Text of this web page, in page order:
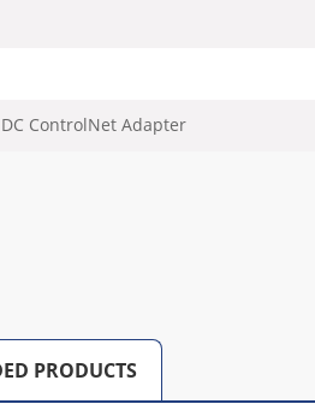
ControlNet Adapter
PRODUCTS